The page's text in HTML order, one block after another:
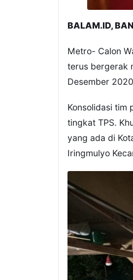
BALAM.ID,
Metro- Calon
terus bergerak
Desember
Konsolidasi tim
tingkat TPS.
yang ada di
Iringmulyo